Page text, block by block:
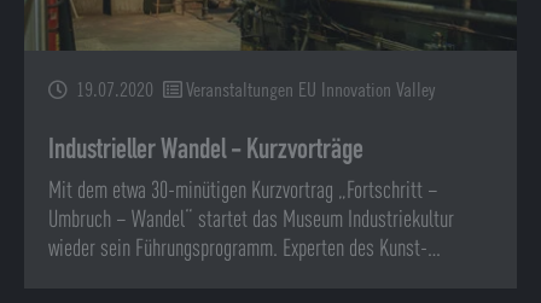
19.07.2020 Veranstaltungen EU Innovation Valley
Industrieller Wandel - Kurzvorträge
Mit dem etwa 30-minütigen Kurzvortrag „Fortschritt –
Umbruch – Wandel“ startet das Museum Industriekultur
wieder sein Führungsprogramm. Experten des Kunst-…